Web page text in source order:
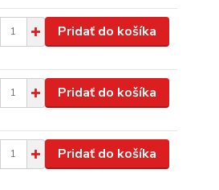
Pridať do košíka
Pridať do košíka
Pridať do košíka